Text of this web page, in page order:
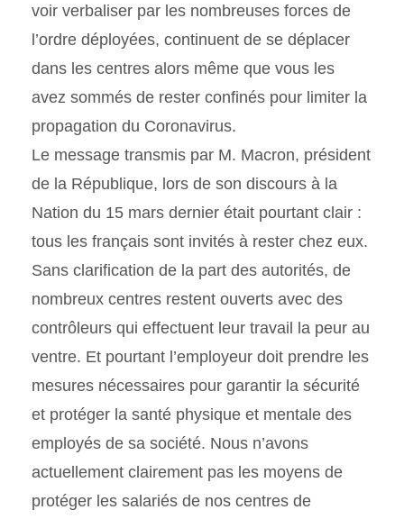
voir verbaliser par les nombreuses forces de
l’ordre déployées, continuent de se déplacer
dans les centres alors même que vous les
avez sommés de rester confinés pour limiter la
propagation du Coronavirus.
Le message transmis par M. Macron, président
de la République, lors de son discours à la
Nation du 15 mars dernier était pourtant clair :
tous les français sont invités à rester chez eux.
Sans clarification de la part des autorités, de
nombreux centres restent ouverts avec des
contrôleurs qui effectuent leur travail la peur au
ventre. Et pourtant l’employeur doit prendre les
mesures nécessaires pour garantir la sécurité
et protéger la santé physique et mentale des
employés de sa société. Nous n’avons
actuellement clairement pas les moyens de
protéger les salariés de nos centres de